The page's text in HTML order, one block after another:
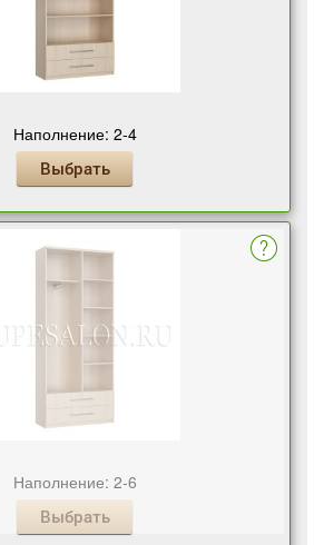
Наполнение: 2-4
Выбрать
Наполнение: 2-6
Выбрать